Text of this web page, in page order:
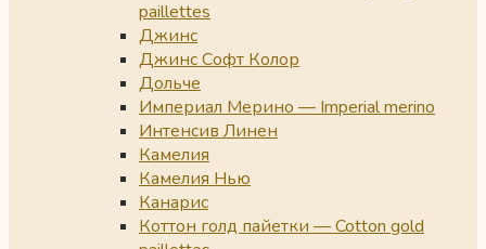
paillettes
Джинс
Джинс Софт Колор
Дольче
Империал Мерино — Imperial merino
Интенсив Линен
Камелия
Камелия Нью
Канарис
Коттон голд пайетки — Cotton gold